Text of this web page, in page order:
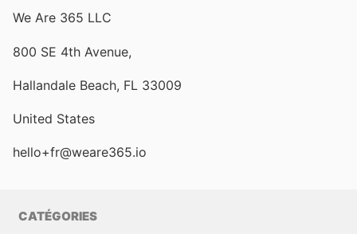
We Are 365 LLC
800 SE 4th Avenue,
Hallandale Beach, FL 33009
United States
hello+fr@weare365.io
CATÉGORIES